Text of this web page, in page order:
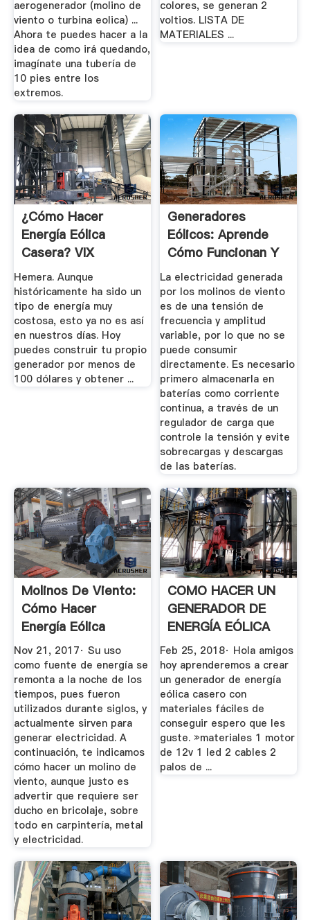
aerogenerador (molino de
viento o turbina eolica) ...
Ahora te puedes hacer a la
idea de como irá quedando,
imagínate una tubería de
10 pies entre los
extremos.
colores, se generan 2
voltios. LISTA DE
MATERIALES ...
¿Cómo Hacer
Energía Eólica
Casera? VIX
Hemera. Aunque
históricamente ha sido un
tipo de energía muy
costosa, esto ya no es así
en nuestros días. Hoy
puedes construir tu propio
generador por menos de
100 dólares y obtener ...
Generadores
Eólicos: Aprende
Cómo Funcionan Y
Cómo ...
La electricidad generada
por los molinos de viento
es de una tensión de
frecuencia y amplitud
variable, por lo que no se
puede consumir
directamente. Es necesario
primero almacenarla en
baterías como corriente
continua, a través de un
regulador de carga que
controle la tensión y evite
sobrecargas y descargas
de las baterías.
Molinos De Viento:
Cómo Hacer
Energía Eólica
Casera
Nov 21, 2017· Su uso
como fuente de energía se
remonta a la noche de los
tiempos, pues fueron
utilizados durante siglos, y
actualmente sirven para
generar electricidad. A
continuación, te indicamos
cómo hacer un molino de
viento, aunque justo es
advertir que requiere ser
ducho en bricolaje, sobre
todo en carpintería, metal
y electricidad.
COMO HACER UN
GENERADOR DE
ENERGÍA EÓLICA
CASERO ...
Feb 25, 2018· Hola amigos
hoy aprenderemos a crear
un generador de energía
eólica casero con
materiales fáciles de
conseguir espero que les
guste. »materiales 1 motor
de 12v 1 led 2 cables 2
palos de ...